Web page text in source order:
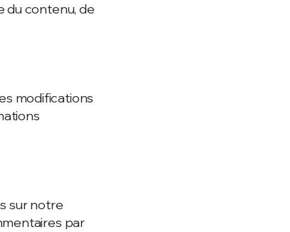
du contenu, de
modifications
sur notre
par